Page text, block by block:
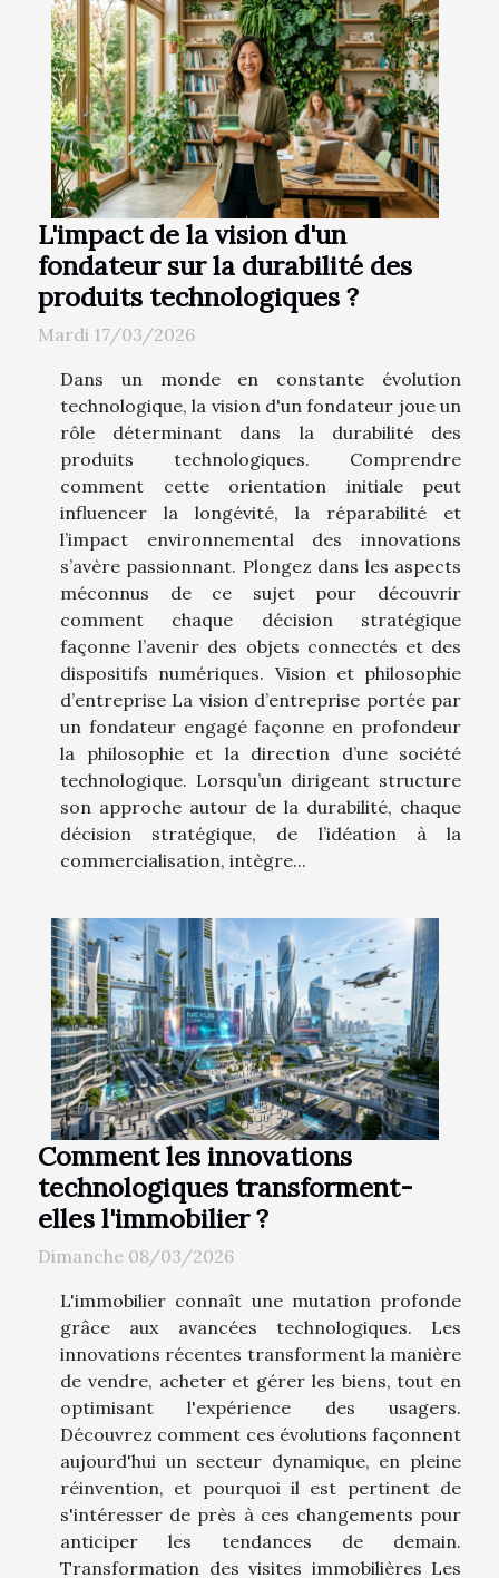
L'impact de la vision d'un
fondateur sur la durabilité des
produits technologiques ?
Mardi 17/03/2026
Dans un monde en constante évolution
technologique, la vision d'un fondateur joue un
rôle déterminant dans la durabilité des
produits technologiques. Comprendre
comment cette orientation initiale peut
influencer la longévité, la réparabilité et
l’impact environnemental des innovations
s’avère passionnant. Plongez dans les aspects
méconnus de ce sujet pour découvrir
comment chaque décision stratégique
façonne l’avenir des objets connectés et des
dispositifs numériques. Vision et philosophie
d’entreprise La vision d’entreprise portée par
un fondateur engagé façonne en profondeur
la philosophie et la direction d’une société
technologique. Lorsqu’un dirigeant structure
son approche autour de la durabilité, chaque
décision stratégique, de l’idéation à la
commercialisation, intègre...
Comment les innovations
technologiques transforment-
elles l'immobilier ?
Dimanche 08/03/2026
L'immobilier connaît une mutation profonde
grâce aux avancées technologiques. Les
innovations récentes transforment la manière
de vendre, acheter et gérer les biens, tout en
optimisant l'expérience des usagers.
Découvrez comment ces évolutions façonnent
aujourd'hui un secteur dynamique, en pleine
réinvention, et pourquoi il est pertinent de
s'intéresser de près à ces changements pour
anticiper les tendances de demain.
Transformation des visites immobilières Les